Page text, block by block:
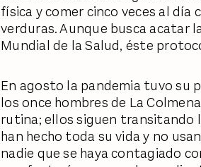
física y comer cinco veces al
verduras. Aunque busca acatar
Mundial de la Salud, éste
En agosto la pandemia tuvo su
los once hombres de La
rutina; ellos siguen transitando
han hecho toda su vida y no
nadie que se haya contagiado